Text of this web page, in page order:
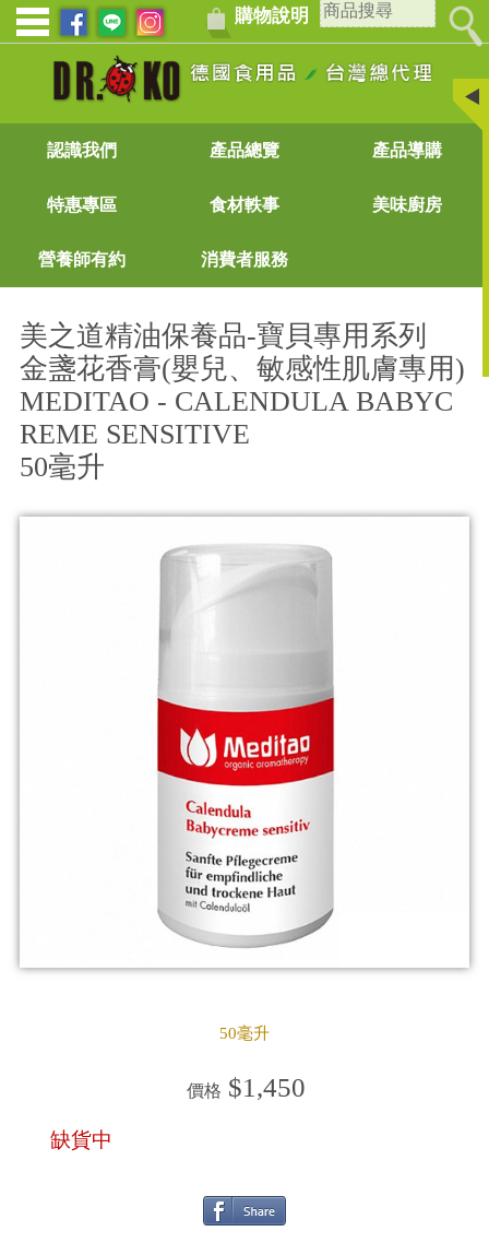
購物說明
認識我們 產品總覽 產品導購
特惠專區 食材軼事 美味廚房
營養師有約 消費者服務
美之道精油保養品-寶貝專用系列
金盞花香膏(嬰兒、敏感性肌膚專用)
MEDITAO - CALENDULA BABYC
REME SENSITIVE
50毫升
50毫升
價格 $1,450
缺貨中